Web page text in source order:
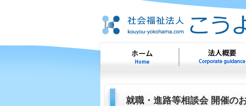
就職・進路等相談会 開催の